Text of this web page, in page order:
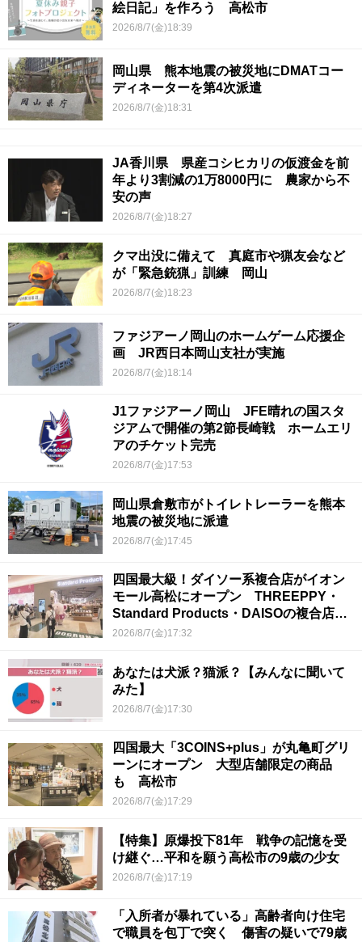
絵日記」を作ろう 高松市
2026/8/7(金)18:39
岡山県 熊本地震の被災地にDMATコー
ディネーターを第4次派遣
2026/8/7(金)18:31
JA香川県 県産コシヒカリの仮渡金を前
年より3割減の1万8000円に 農家から不
安の声
2026/8/7(金)18:27
クマ出没に備えて 真庭市や猟友会など
が「緊急銃猟」訓練 岡山
2026/8/7(金)18:23
ファジアーノ岡山のホームゲーム応援企
画 JR西日本岡山支社が実施
2026/8/7(金)18:14
J1ファジアーノ岡山 JFE晴れの国スタ
ジアムで開催の第2節長崎戦 ホームエリ
アのチケット完売
2026/8/7(金)17:53
岡山県倉敷市がトイレトレーラーを熊本
地震の被災地に派遣
2026/8/7(金)17:45
四国最大級！ダイソー系複合店がイオン
モール高松にオープン THREEPPY・
Standard Products・DAISOの複合店は
香川県初
2026/8/7(金)17:32
あなたは犬派？猫派？【みんなに聞いて
みた】
2026/8/7(金)17:30
四国最大「3COINS+plus」が丸亀町グリ
ーンにオープン 大型店舗限定の商品
も 高松市
2026/8/7(金)17:29
【特集】原爆投下81年 戦争の記憶を受
け継ぐ…平和を願う高松市の9歳の少女
2026/8/7(金)17:19
「入所者が暴れている」高齢者向け住宅
で職員を包丁で突く 傷害の疑いで79歳